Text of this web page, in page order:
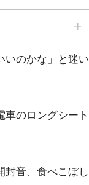
いのかな」と迷い
のロングシート
封音、食べこぼし